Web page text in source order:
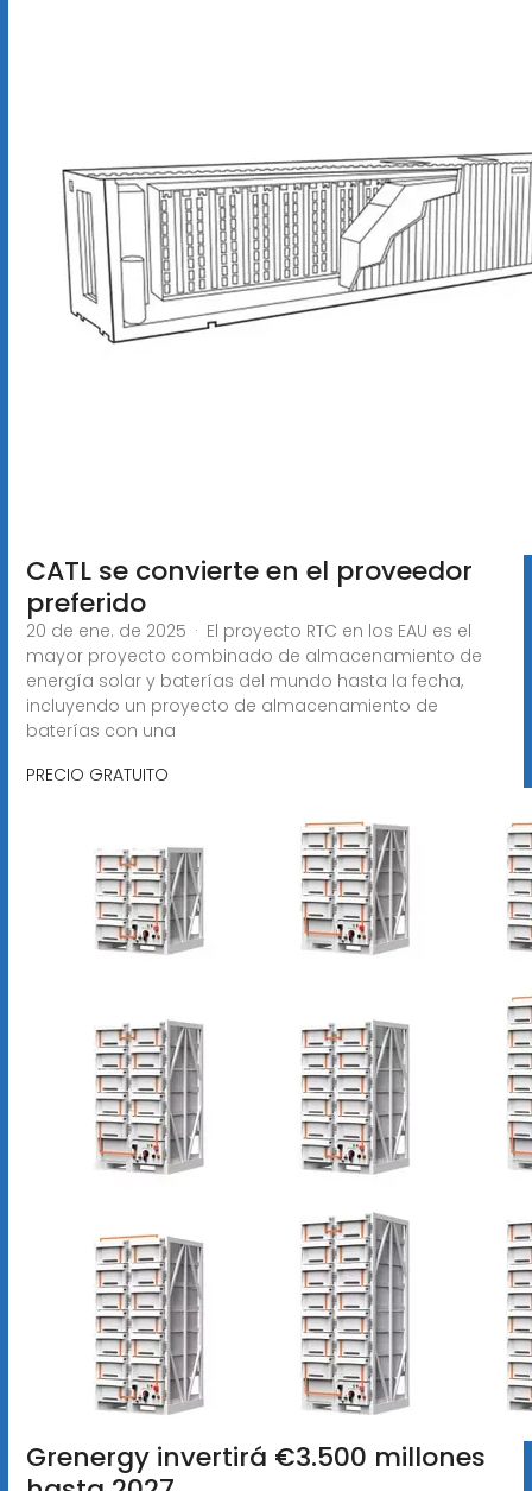
CATL se convierte en el proveedor
preferido
20 de ene. de 2025 · El proyecto RTC en los EAU es el
mayor proyecto combinado de almacenamiento de
energía solar y baterías del mundo hasta la fecha,
incluyendo un proyecto de almacenamiento de
baterías con una
PRECIO GRATUITO
Grenergy invertirá €3.500 millones